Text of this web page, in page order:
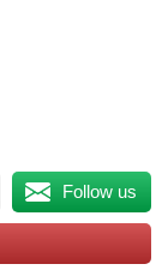
Follow us